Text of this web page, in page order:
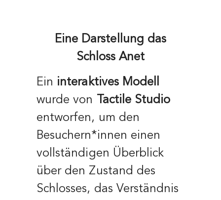
Eine Darstellung das
Schloss Anet
Ein interaktives Modell
wurde von
Tactile Studio
entworfen, um den
Besuchern*innen einen
vollständigen Überblick
über den Zustand des
Schlosses, das Verständnis